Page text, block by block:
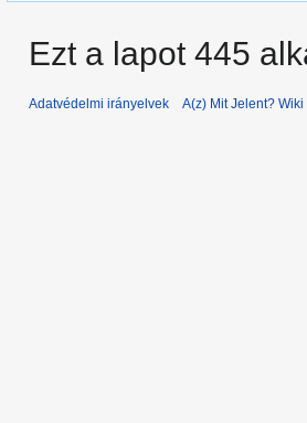
Ezt a lapot 445
Adatvédelmi irányelvek A(z) Mit Jelent?